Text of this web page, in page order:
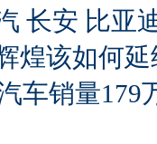
长安 比亚
煌该如何延
车销量179